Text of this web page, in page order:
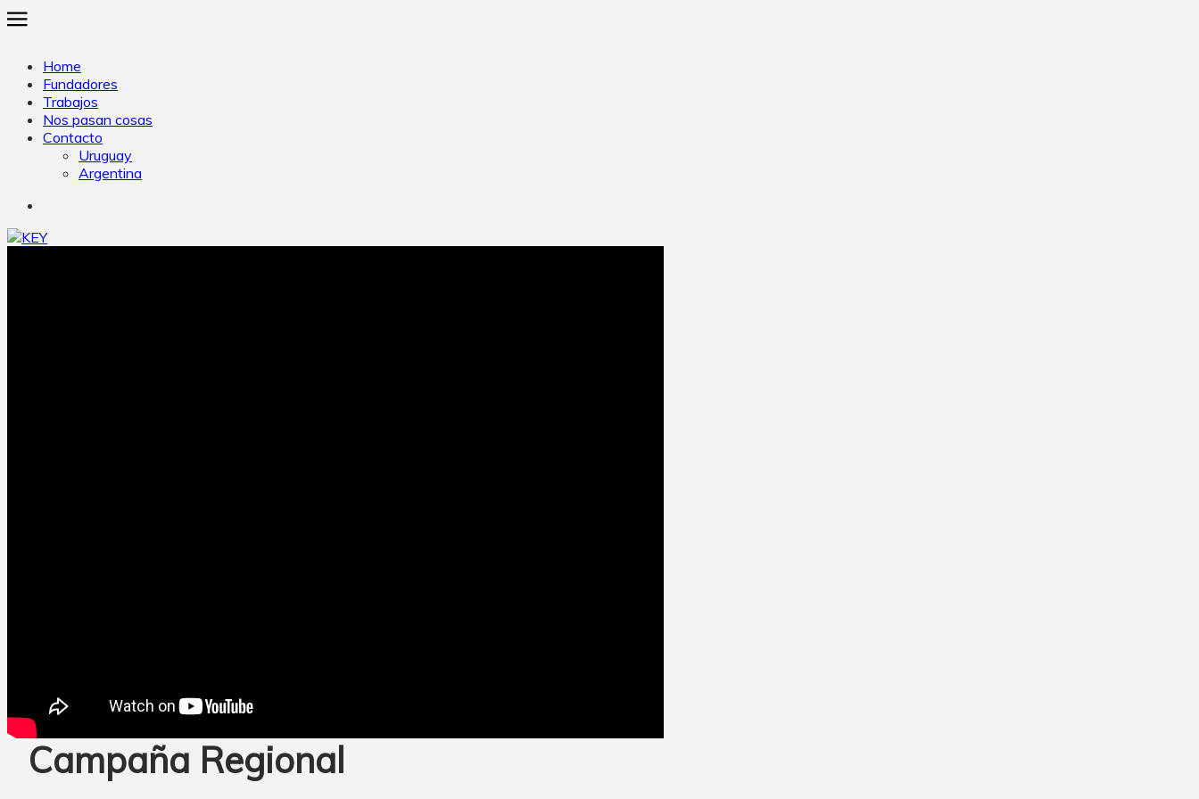
Home
Fundadores
Trabajos
Nos pasan cosas
Contacto
Uruguay
Argentina
Campaña Regional